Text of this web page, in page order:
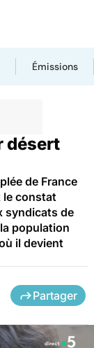
Émissions
désert
de France
le constat
syndicats de
population
il devient
Partager